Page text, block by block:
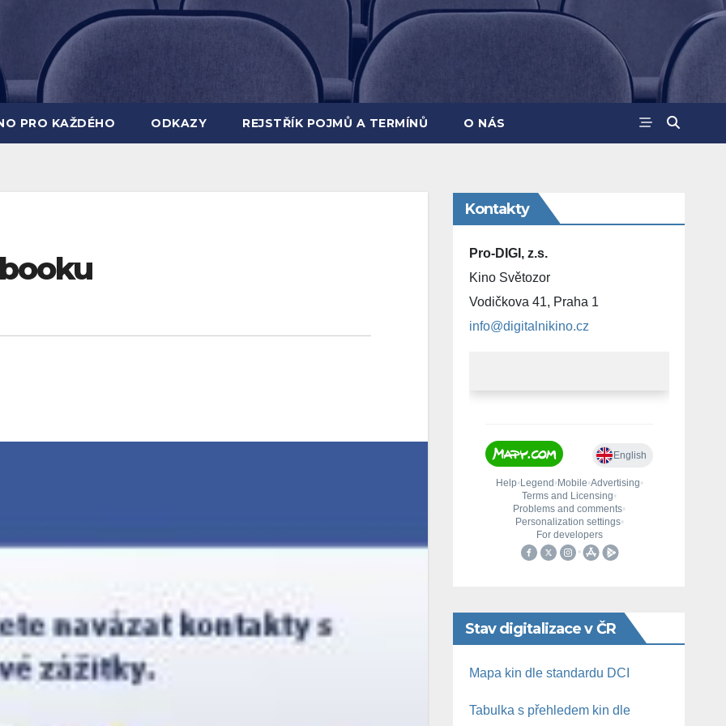
PRO KAŽDÉHO ODKAZY REJSTŘÍK POJMŮ A TERMÍNŮ O NÁS
Kontakty
Pro-DIGI, z.s.
Kino Světozor
Vodičkova 41, Praha 1
info@digitalnikino.cz
Stav digitalizace v ČR
Mapa kin dle standardu DCI
Tabulka s přehledem kin dle